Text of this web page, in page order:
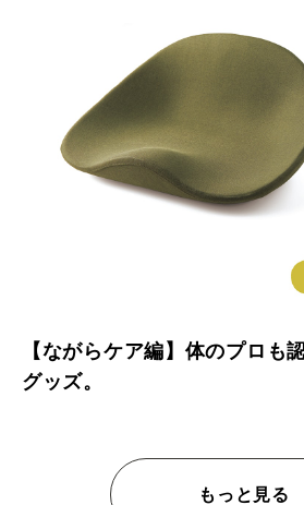
【ながらケア編】体のプロも
グッズ。
もっと見る